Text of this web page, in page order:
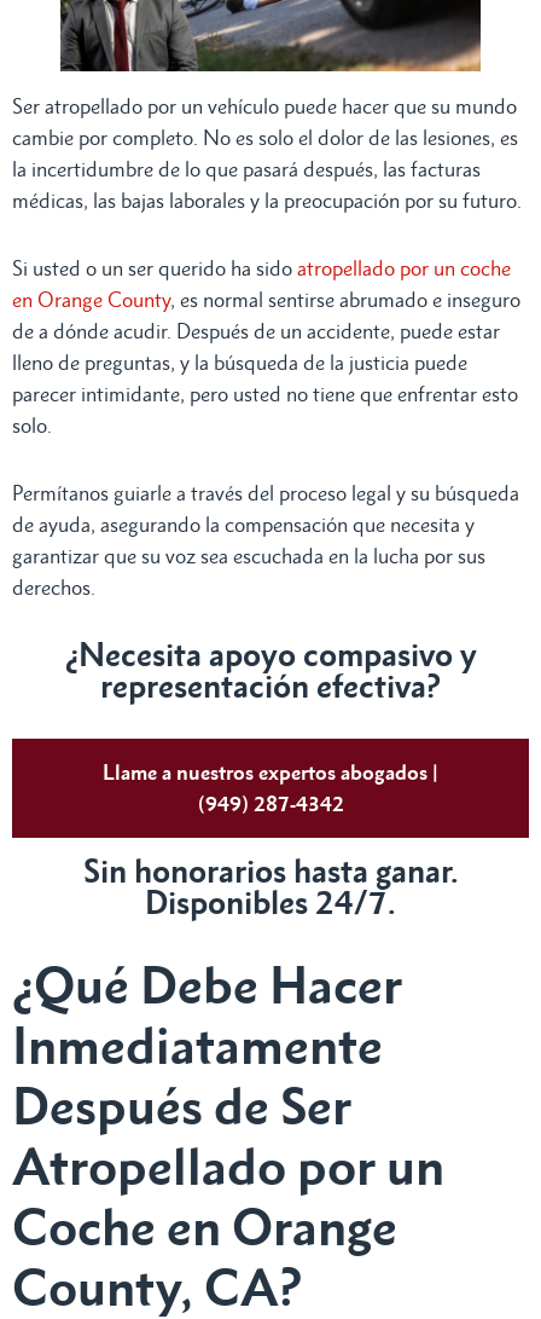
Ser atropellado por un vehículo puede hacer que su mundo
cambie por completo. No es solo el dolor de las lesiones, es
la incertidumbre de lo que pasará después, las facturas
médicas, las bajas laborales y la preocupación por su futuro.
Si usted o un ser querido ha sido atropellado por un coche
en Orange County, es normal sentirse abrumado e inseguro
de a dónde acudir. Después de un accidente, puede estar
lleno de preguntas, y la búsqueda de la justicia puede
parecer intimidante, pero usted no tiene que enfrentar esto
solo.
Permítanos guiarle a través del proceso legal y su búsqueda
de ayuda, asegurando la compensación que necesita y
garantizar que su voz sea escuchada en la lucha por sus
derechos.
¿Necesita apoyo compasivo y
representación efectiva?
Llame a nuestros expertos abogados |
(949) 287-4342
Sin honorarios hasta ganar.
Disponibles 24/7.
¿Qué Debe Hacer
Inmediatamente
Después de Ser
Atropellado por un
Coche en Orange
County, CA?